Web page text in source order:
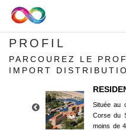
PROFIL
PARCOUREZ LE
IMPORT
Située au
Corse du
moins de